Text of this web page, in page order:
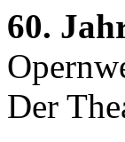
60.
Der